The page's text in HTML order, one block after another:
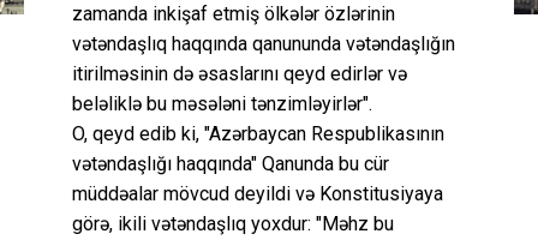
zamanda inkişaf etmiş ölkələr özlərinin
vətəndaşlıq haqqında qanununda vətəndaşlığın
itirilməsinin də əsaslarını qeyd edirlər və
beləliklə bu məsələni tənzimləyirlər".
O, qeyd edib ki, "Azərbaycan Respublikasının
vətəndaşlığı haqqında" Qanunda bu cür
müddəalar mövcud deyildi və Konstitusiyaya
görə, ikili vətəndaşlıq yoxdur: "Məhz bu